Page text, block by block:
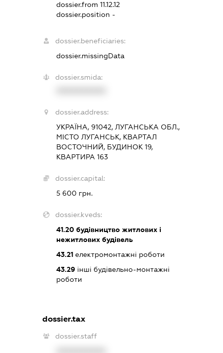
dossier.from 11.12.12
dossier.position -
dossier.beneficiaries:
dossier.missingData
dossier.smida:
dossier.address:
УКРАЇНА, 91042, ЛУГАНСЬКА ОБЛ.,
МІСТО ЛУГАНСЬК, КВАРТАЛ
ВОСТОЧНИЙ, БУДИНОК 19,
КВАРТИРА 163
dossier.capital:
5 600 грн.
dossier.kveds:
41.20 будівництво житлових і
нежитлових будівель
43.21 електромонтажні роботи
43.29 інші будівельно-монтажні
роботи
dossier.tax
dossier.staff